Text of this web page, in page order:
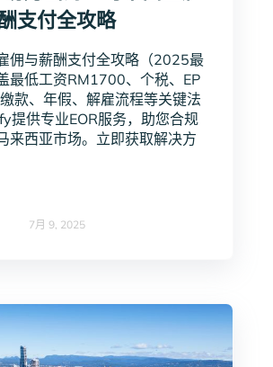
支付全攻略
佣与薪酬支付全攻略（2025最
最低工资RM1700、个税、EP
款、年假、解雇流程等关键法
提供专业EOR服务，助您合规
来西亚市场。立即获取解决方
7月 9, 2025